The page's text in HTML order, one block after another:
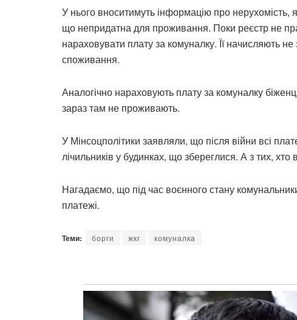
У нього вноситимуть інформацію про
що непридатна для проживання. Поки реєстр не
нараховувати плату за комуналку. Її начисляють
споживання.
Аналогічно нараховують плату за комуналку
зараз там не проживають.
У Мінсоцполітики заявляли, що після війни всі
лічильників у будинках, що збереглися. А з тих,
Нагадаємо, що під час воєнного стану
платежі.
Теми: борги жкг комуналка